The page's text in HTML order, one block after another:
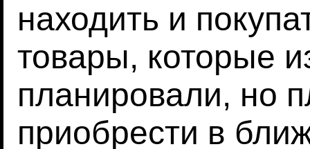
находить и
товары, которые
планировали, но
приобрести в